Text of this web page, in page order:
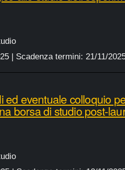
| Scadenza termini: 21/11/
ed eventuale colloquio
borsa di studio post-